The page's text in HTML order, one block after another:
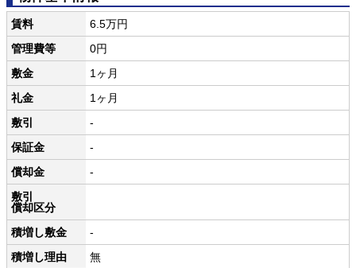
賃料
6.5万円
管理費等
0円
敷金
1ヶ月
礼金
1ヶ月
敷引
-
保証金
-
償却金
-
敷引
償却区分
積増し敷金
-
積増し理由
無